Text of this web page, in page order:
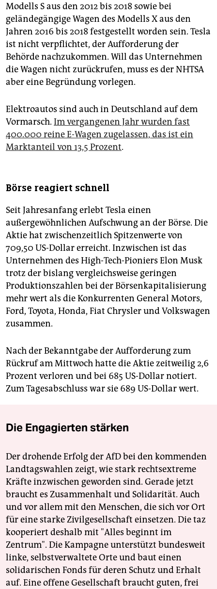
Modells S aus den 2012 bis 2018 sowie bei
geländegängige Wagen des Modells X aus den
Jahren 2016 bis 2018 festgestellt worden sein. Tesla
ist nicht verpflichtet, der Aufforderung der
Behörde nachzukommen. Will das Unternehmen
die Wagen nicht zurückrufen, muss es der NHTSA
aber eine Begründung vorlegen.
Elektroautos sind auch in Deutschland auf dem
Vormarsch. Im vergangenen Jahr wurden fast
400.000 reine E-Wagen zugelassen, das ist ein
Marktanteil von 13,5 Prozent.
Börse reagiert schnell
Seit Jahresanfang erlebt Tesla einen
außergewöhnlichen Aufschwung an der Börse. Die
Aktie hat zwischenzeitlich Spitzenwerte von
709,50 US-Dollar erreicht. Inzwischen ist das
Unternehmen des High-Tech-Pioniers Elon Musk
trotz der bislang vergleichsweise geringen
Produktionszahlen bei der Börsenkapitalisierung
mehr wert als die Konkurrenten General Motors,
Ford, Toyota, Honda, Fiat Chrysler und Volkswagen
zusammen.
Nach der Bekanntgabe der Aufforderung zum
Rückruf am Mittwoch hatte die Aktie zeitweilig 2,6
Prozent verloren und bei 685 US-Dollar notiert.
Zum Tagesabschluss war sie 689 US-Dollar wert.
Die Engagierten stärken
Der drohende Erfolg der AfD bei den kommenden
Landtagswahlen zeigt, wie stark rechtsextreme
Kräfte inzwischen geworden sind. Gerade jetzt
braucht es Zusammenhalt und Solidarität. Auch
und vor allem mit den Menschen, die sich vor Ort
für eine starke Zivilgesellschaft einsetzen. Die taz
kooperiert deshalb mit "Alles beginnt im
Zentrum". Die Kampagne unterstützt bundesweit
linke, selbstverwaltete Orte und baut einen
solidarischen Fonds für deren Schutz und Erhalt
auf. Eine offene Gesellschaft braucht guten, frei